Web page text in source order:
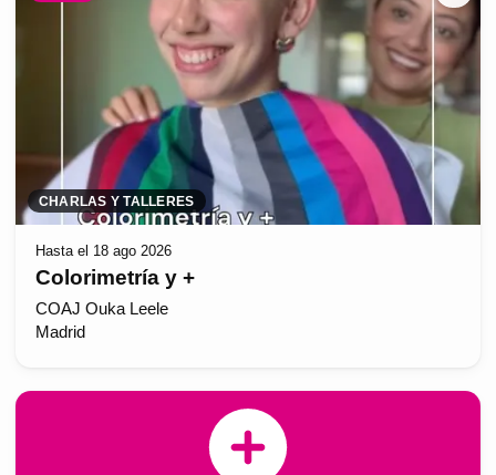
CHARLAS Y TALLERES
Hasta el 18 ago 2026
Colorimetría y +
COAJ Ouka Leele
Madrid